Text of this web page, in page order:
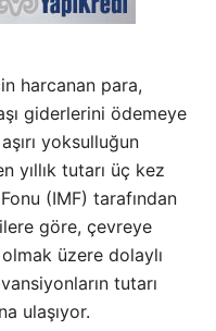
harcanan para,
giderlerini ödemeye
yoksulluğun
yıllık tutarı üç kez
(IMF) tarafından
göre, çevreye
üzere dolaylı
tutarı
ulaşıyor.